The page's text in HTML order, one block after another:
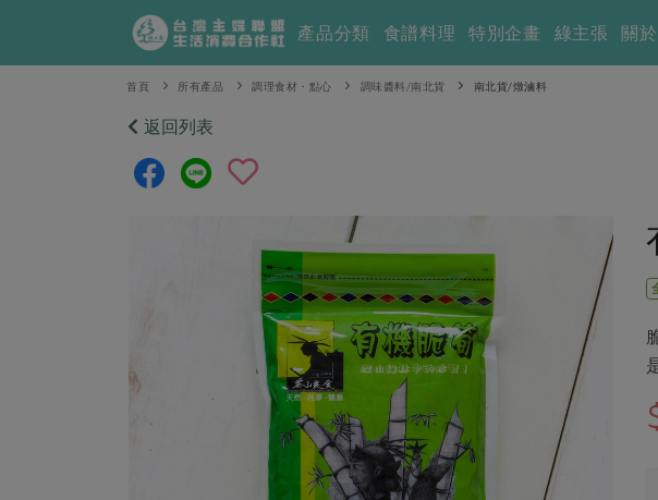
產品分類 食譜料理 特別企畫 綠主張 關
首頁 所有產品 調理食材・點心 調味醬料/南北貨 南北貨/燉滷料
返回列表